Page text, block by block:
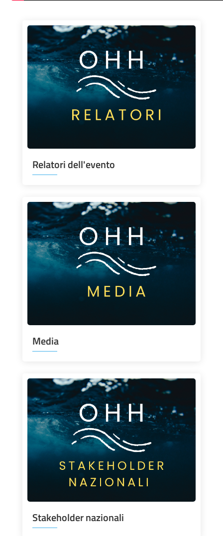
Relatori dell'evento
Media
Stakeholder nazionali